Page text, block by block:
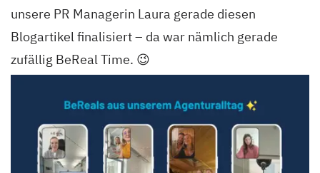
unsere PR Managerin Laura gerade diesen
Blogartikel finalisiert – da war nämlich gerade
zufällig BeReal Time. 😉